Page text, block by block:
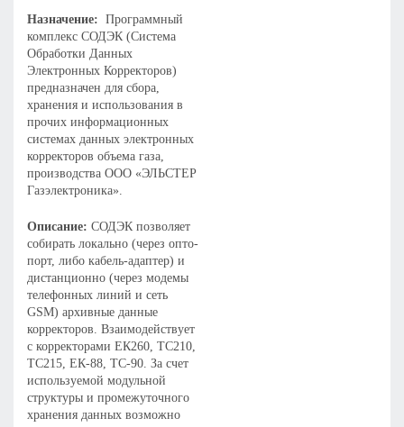
Назначение: Программный
комплекс СОДЭК (Система
Обработки Данных
Электронных Корректоров)
предназначен для сбора,
хранения и использования в
прочих информационных
системах данных электронных
корректоров объема газа,
производства ООО «ЭЛЬСТЕР
Газэлектроника».
Описание: СОДЭК позволяет
собирать локально (через опто-
порт, либо кабель-адаптер) и
дистанционно (через модемы
телефонных линий и сеть
GSM) архивные данные
корректоров. Взаимодействует
с корректорами ЕК260, ТС210,
ТС215, ЕК-88, ТС-90. За счет
используемой модульной
структуры и промежуточного
хранения данных возможно